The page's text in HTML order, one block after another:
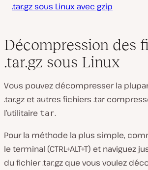
.tar.gz sous Linux avec gzip
Décompression des
.tar.gz sous Linux
Vous pouvez décompresser la
.tar.gz et autres fichiers .tar
l’utilitaire tar.
Pour la méthode la plus simple,
le terminal (CTRL+ALT+T) et naviguez
du fichier .tar.gz que vous voulez